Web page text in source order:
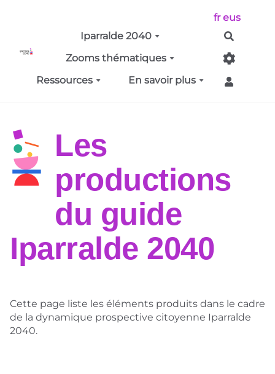
Iparralde 2040
Zooms thématiques
Ressources
En savoir plus
fr eus
Les
productions
du guide
Iparralde 2040
Cette page liste les éléments produits dans le cadre
de la dynamique prospective citoyenne Iparralde
2040.